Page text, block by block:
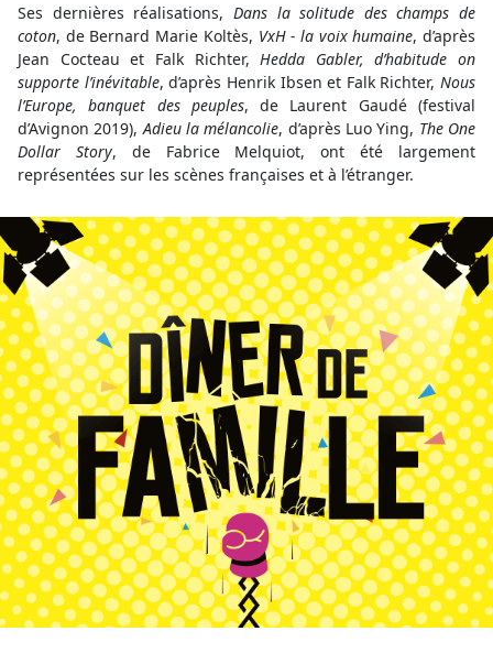
Ses dernières réalisations, Dans la solitude des champs de
coton, de Bernard Marie Koltès, VxH - la voix humaine, d’après
Jean Cocteau et Falk Richter,Hedda Gabler, d’habitude on
supporte l’inévitable, d’après Henrik Ibsen et Falk Richter, Nous
l’Europe, banquet des peuples, de Laurent Gaudé (festival
d’Avignon 2019),Adieu la mélancolie, d’après Luo Ying, The One
Dollar Story, de Fabrice Melquiot, ont été largement
représentées sur les scènes françaises et à l’étranger.